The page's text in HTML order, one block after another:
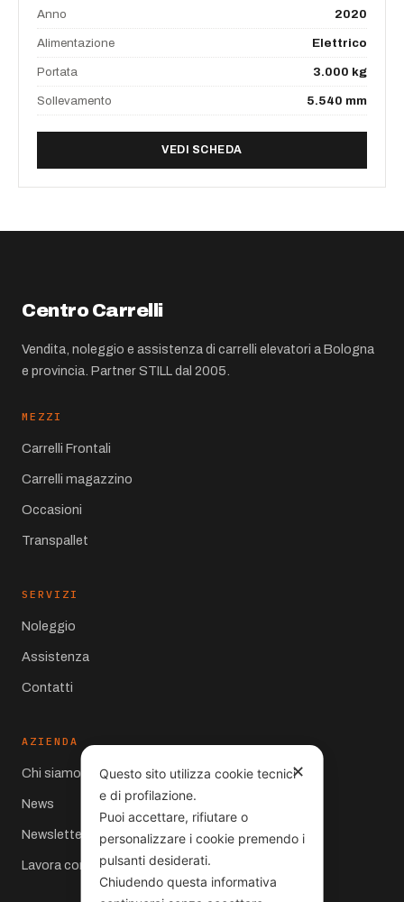
Anno 2020
Alimentazione Elettrico
Portata 3.000 kg
Sollevamento 5.540 mm
VEDI SCHEDADI FRONTALE STILL RX
Centro Carrelli
Vendita, noleggio e assistenza di carrelli elevatori a Bologna
e provincia. Partner STILL dal 2005.
MEZZI
Carrelli Frontali
Carrelli magazzino
Occasioni
Transpallet
SERVIZI
Noleggio
Assistenza
Contatti
AZIENDA
Chi siamo
News
Newsletter
Lavora con noi
✕
Questo sito utilizza cookie tecnici
e di profilazione.
Puoi accettare, rifiutare o
personalizzare i cookie premendo i
pulsanti desiderati.
Chiudendo questa informativa